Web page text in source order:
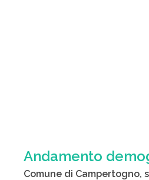
Andamento
Comune di Campertogno,